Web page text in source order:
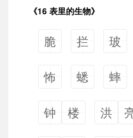
《16 表里的生物》
脆 拦 玻
怖 蟋 蟀
钟 楼 洪